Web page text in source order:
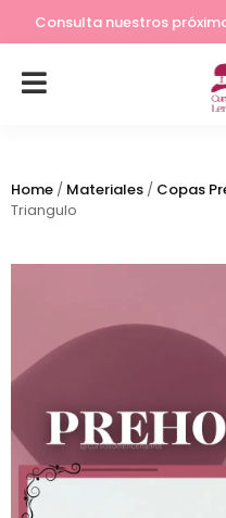
Consulta nuestros
Lleva tu
Home / Materiales / Copas
Triangulo